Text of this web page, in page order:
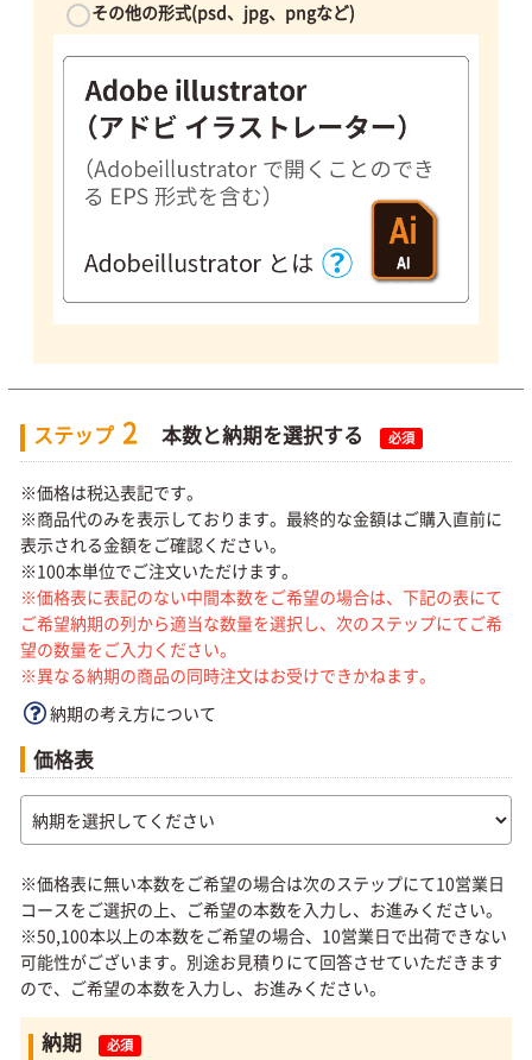
その他の形式(psd、jpg、pngなど)
ステップ 2 本数と納期を選択する 必須
※価格は税込表記です。
※商品代のみを表示しております。最終的な金額はご購入直前に
表示される金額をご確認ください。
※100本単位でご注文いただけます。
※価格表に表記のない中間本数をご希望の場合は、下記の表にて
ご希望納期の列から適当な数量を選択し、次のステップにてご希
望の数量をご入力ください。
※異なる納期の商品の同時注文はお受けできかねます。
納期の考え方について
価格表
※価格表に無い本数をご希望の場合は次のステップにて10営業日
コースをご選択の上、ご希望の本数を入力し、お進みください。
※50,100本以上の本数をご希望の場合、10営業日で出荷できない
可能性がございます。別途お見積りにて回答させていただきます
ので、ご希望の本数を入力し、お進みください。
納期 必須